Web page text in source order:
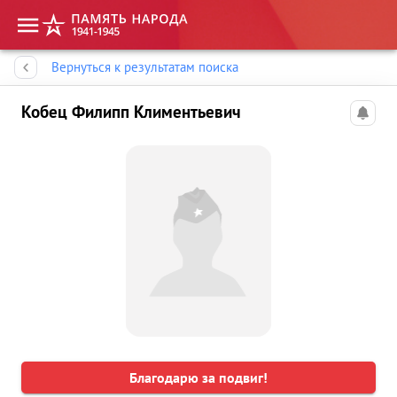
Вернуться к результатам поиска
Кобец Филипп Климентьевич
Благодарю за подвиг!
Память народа